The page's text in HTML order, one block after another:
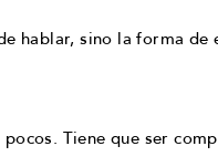
hablar, sino la forma de
Tiene que ser